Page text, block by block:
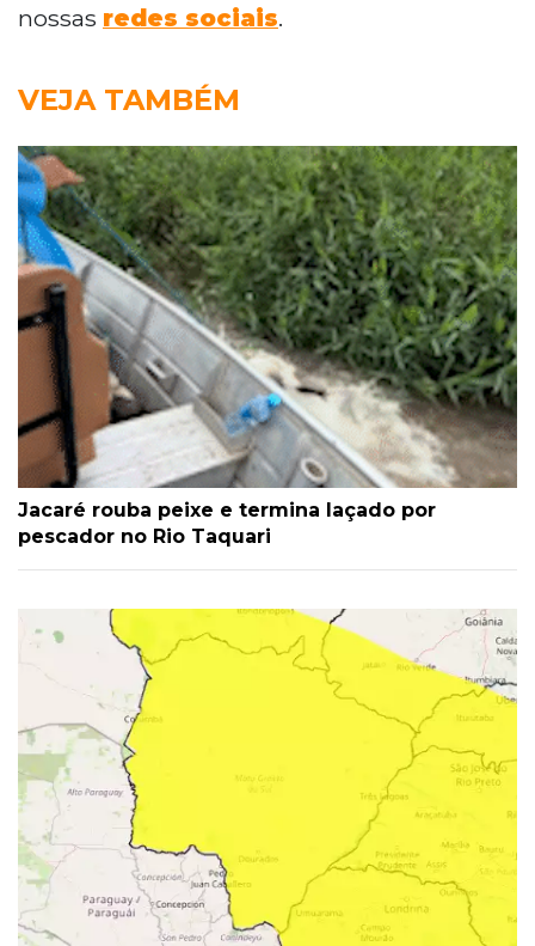
nossas redes sociais.
VEJA TAMBÉM
Jacaré rouba peixe e termina laçado por
pescador no Rio Taquari